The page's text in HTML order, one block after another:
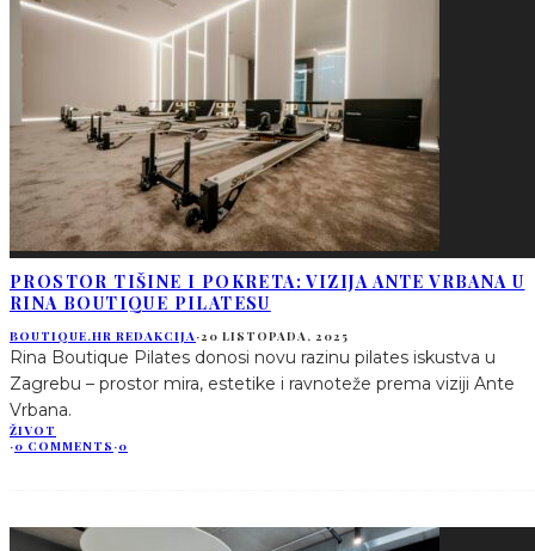
PROSTOR TIŠINE I POKRETA: VIZIJA ANTE VRBANA U
RINA BOUTIQUE PILATESU
BOUTIQUE.HR REDAKCIJA·20 LISTOPADA, 2025
Rina Boutique Pilates donosi novu razinu pilates iskustva u
Zagrebu – prostor mira, estetike i ravnoteže prema viziji Ante
Vrbana.
ŽIVOT
·0 COMMENTS ·0